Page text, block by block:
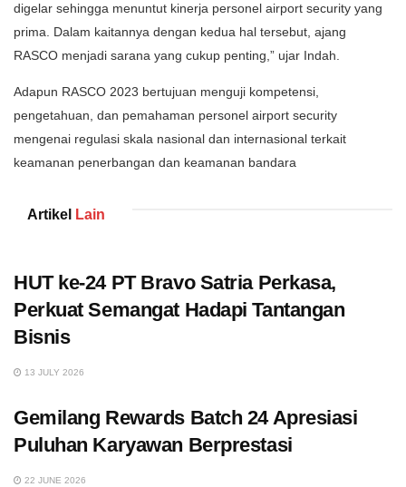
digelar sehingga menuntut kinerja personel airport security yang
prima. Dalam kaitannya dengan kedua hal tersebut, ajang
RASCO menjadi sarana yang cukup penting,” ujar Indah.
Adapun RASCO 2023 bertujuan menguji kompetensi,
pengetahuan, dan pemahaman personel airport security
mengenai regulasi skala nasional dan internasional terkait
keamanan penerbangan dan keamanan bandara
Artikel Lain
HUT ke-24 PT Bravo Satria Perkasa,
Perkuat Semangat Hadapi Tantangan
Bisnis
13 JULY 2026
Gemilang Rewards Batch 24 Apresiasi
Puluhan Karyawan Berprestasi
22 JUNE 2026